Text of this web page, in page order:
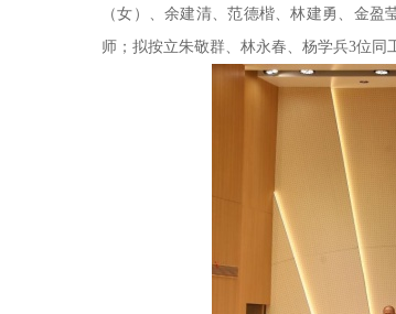
（女）、余建清、范德楷、林建勇、金
师；拟按立朱敬群、林永春、杨学兵3位同